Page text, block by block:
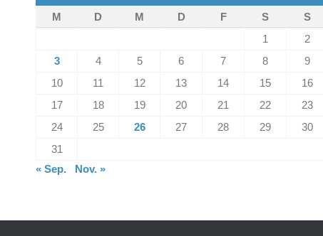
M
D M D F S
S
1
2
3
4 5 6 7 8
9
10
11 12 13 14 15
16
17
18 19 20 21 22
23
24
25 26 27 28 29
30
31
« Sep.
Nov. »